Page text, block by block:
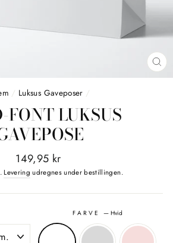
/ Luksus Gaveposer /
FONT LUKSUS
Normalpris
Tilbudspris
149,95 kr
Levering udregnes under bestillingen.
FARVE — Hvid